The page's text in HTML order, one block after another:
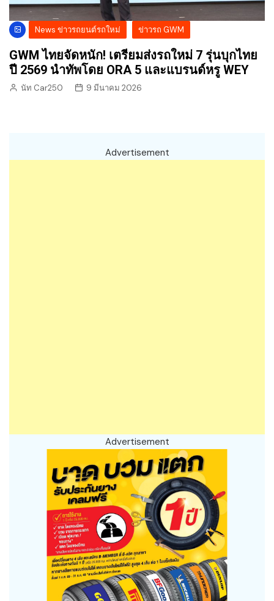
News ข่าวรถยนต์รถใหม่ ข่าวรถ GWM
GWM ไทยจัดหนัก! เตรียมส่งรถใหม่ 7 รุ่นบุกไทย
ปี 2569 นำทัพโดย ORA 5 และแบรนด์หรู WEY
นัท Car250 9 มีนาคม 2026
Advertisement
Advertisement